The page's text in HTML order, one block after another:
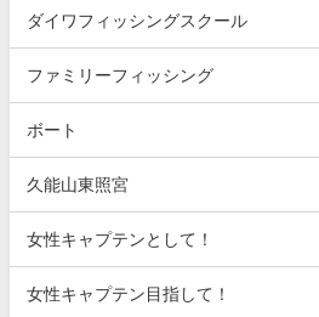
ダイワフィッシングスクール
ファミリーフィッシング
ボート
久能山東照宮
女性キャプテンとして！
女性キャプテン目指して！